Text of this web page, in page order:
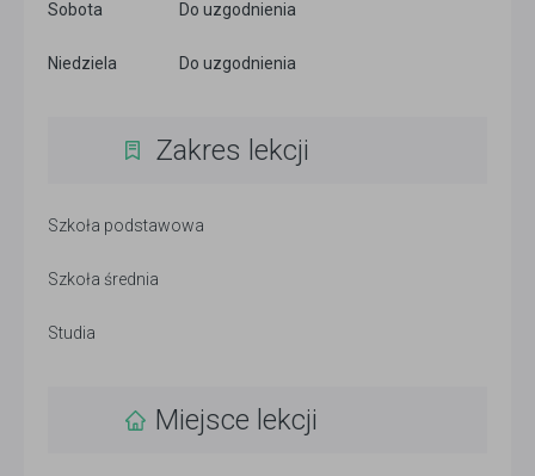
Sobota Do uzgodnienia
Niedziela Do uzgodnienia
Zakres lekcji
Szkoła podstawowa
Szkoła średnia
Studia
Miejsce lekcji